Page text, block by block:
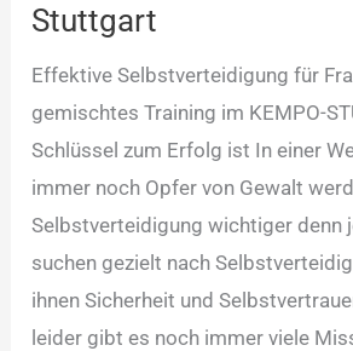
Stuttgart
Effektive Selbstverteidigung für
gemischtes Training im KEMPO-
Schlüssel zum Erfolg ist In einer
immer noch Opfer von Gewalt
Selbstverteidigung wichtiger denn
suchen gezielt nach
ihnen Sicherheit und
leider gibt es noch immer viele